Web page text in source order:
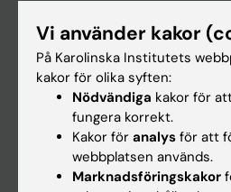
På gång
Nyheter
Kalender
Vi använder kakor
På Karolinska Institutets
kakor för olika syften:
Nödvändiga kakor för
fungera korrekt.
Kakor för analys för att
webbplatsen används.
Marknadsföringskakor